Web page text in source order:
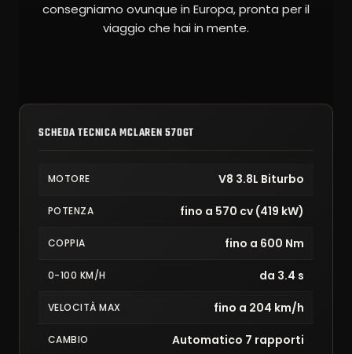
consegniamo ovunque in Europa, pronta per il
viaggio che hai in mente.
SCHEDA TECNICA MCLAREN 570GT
MOTORE V8 3.8L Biturbo
POTENZA fino a 570 cv (419 kW)
COPPIA fino a 600 Nm
0-100 KM/H da 3.4 s
VELOCITÀ MAX fino a 204 km/h
CAMBIO Automatico 7 rapporti